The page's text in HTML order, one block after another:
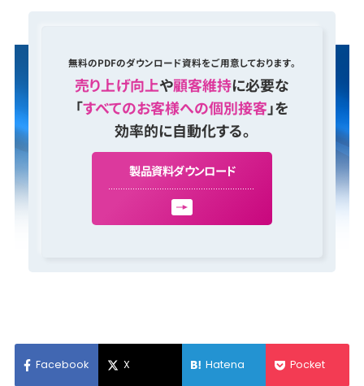
無料のPDFのダウンロード資料をご用意しております。
売り上げ向上や顧客維持に必要な
「すべてのお客様への個別接客」を
効率的に自動化する。
製品資料ダウンロード
Facebook X Hatena Pocket